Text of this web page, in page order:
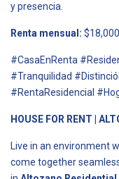
y presencia.
Renta mensual:
#CasaEnRenta
#Tranquilidad
#RentaResidencial
HOUSE FOR RENT |
Live in an environment
come together